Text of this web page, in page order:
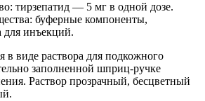
тирзепатид — 5 мг в одной дозе.
буферные компоненты,
для инъекций.
в виде раствора для подкожного
заполненной шприц-ручке
Раствор прозрачный, бесцветный